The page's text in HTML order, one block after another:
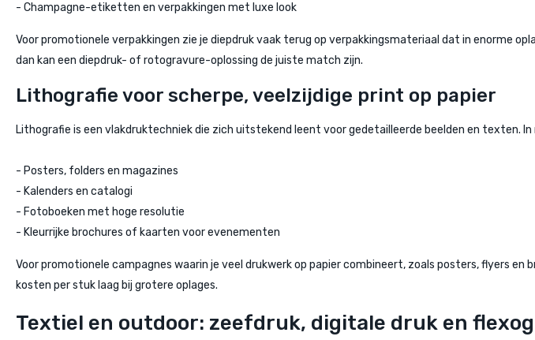
- Champagne-etiketten en verpakkingen met luxe look
Voor promotionele verpakkingen zie je diepdruk vaak terug op verpakkingsmateriaal dat in enorme
dan kan een diepdruk- of rotogravure-oplossing de juiste match zijn.
Lithografie voor scherpe, veelzijdige print op papier
Lithografie is een vlakdruktechniek die zich uitstekend leent voor gedetailleerde beelden en texten.
- Posters, folders en magazines
- Kalenders en catalogi
- Fotoboeken met hoge resolutie
- Kleurrijke brochures of kaarten voor evenementen
Voor promotionele campagnes waarin je veel drukwerk op papier combineert, zoals posters, flyers
kosten per stuk laag bij grotere oplages.
Textiel en outdoor: zeefdruk, digitale druk en